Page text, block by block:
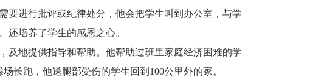
要进行批评或纪律处分，他会把学生叫到办公室，与学
还培养了学生的感恩之心。
及地提供指导和帮助。他帮助过班里家庭经济困难的学
长跑，他送腿部受伤的学生回到100公里外的家。